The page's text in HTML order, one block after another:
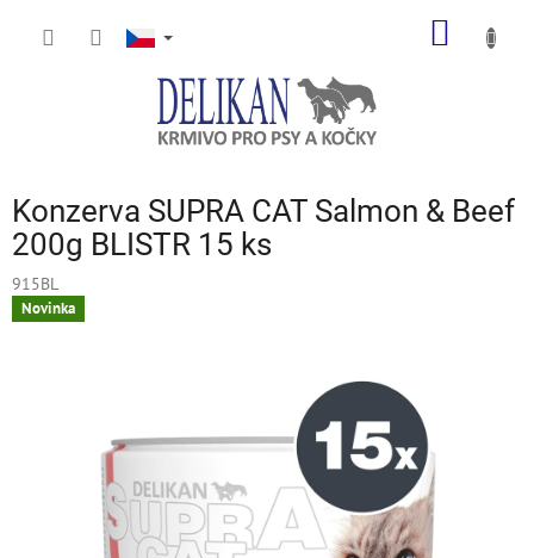
Konzerva SUPRA CAT Salmon & Beef
200g BLISTR 15 ks
915BL
Novinka